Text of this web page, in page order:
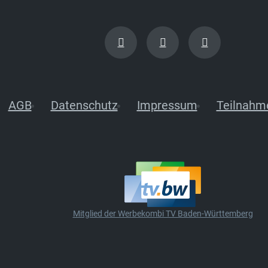
AGB Datenschutz Impressum
Mitglied der Werbekombi TV Baden-Württemberg